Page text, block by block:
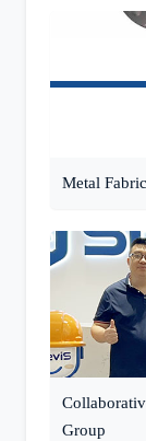
Metal
Group